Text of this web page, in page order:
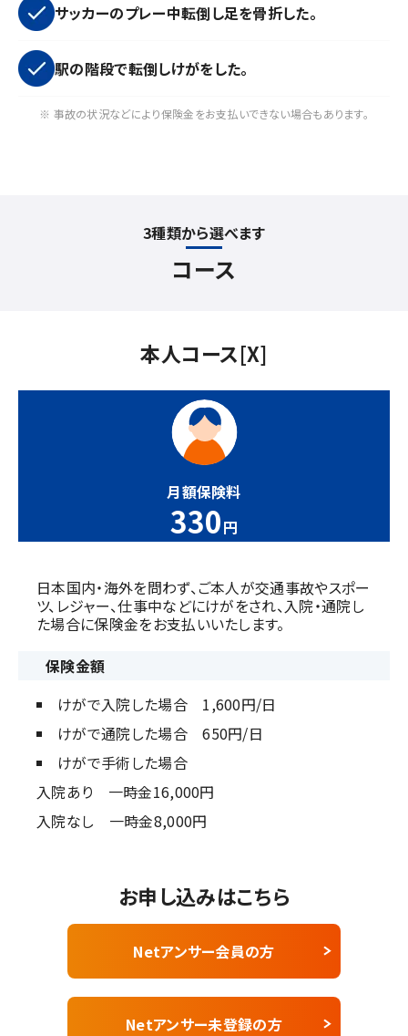
サッカーのプレー中転倒し足を骨折した。
駅の階段で転倒しけがをした。
※ 事故の状況などにより保険金をお支払いできない場合もあります。
3種類から選べます
コース
本人コース[X]
月額保険料
330円
日本国内・海外を問わず、ご本人が交通事故やスポー
ツ、レジャー、仕事中などにけがをされ、入院・通院し
た場合に保険金をお支払いいたします。
保険金額
けがで入院した場合 1,600円/日
けがで通院した場合 650円/日
けがで手術した場合
入院あり 一時金16,000円
入院なし 一時金8,000円
お申し込みはこちら
Netアンサー会員の方
Netアンサー未登録の方